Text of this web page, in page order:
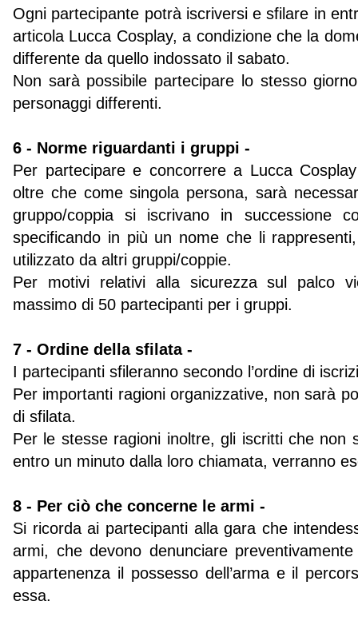
Ogni partecipante potrà iscriversi e sfilare in
articola Lucca Cosplay, a condizione che la
differente da quello indossato il sabato.
Non sarà possibile partecipare lo stesso
personaggi differenti.
6 - Norme riguardanti i gruppi -
Per partecipare e concorrere a Lucca
oltre che come singola persona, sarà
gruppo/coppia si iscrivano in successione
specificando in più un nome che li
utilizzato da altri gruppi/coppie.
Per motivi relativi alla sicurezza sul palco
massimo di 50 partecipanti per i gruppi.
7 - Ordine della sfilata -
I partecipanti sfileranno secondo l’ordine di
Per importanti ragioni organizzative, non sarà
di sfilata.
Per le stesse ragioni inoltre, gli iscritti che non
entro un minuto dalla loro chiamata, verranno
8 - Per ciò che concerne le armi -
Si ricorda ai partecipanti alla gara che
armi, che devono denunciare
appartenenza il possesso dell’arma e il
essa.